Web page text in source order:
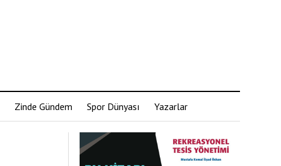
Zinde Gündem Spor Dünyası Yazarlar